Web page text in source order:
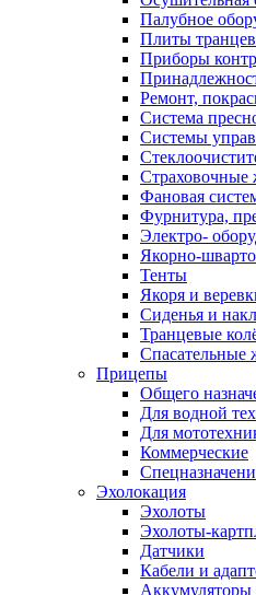
Палубное
Плиты
Приборы
Ремонт,
Система
Системы
Страховочные
Фановая
Фурнитура,
Электро-
Якорно-
Тенты
Якоря и
Сиденья и
Транцевые
Спасательные
Прицепы
Общего
Для водной
Для
Коммерческие
Эхолокация
Эхолоты
Эхолоты-
Датчики
Кабели и